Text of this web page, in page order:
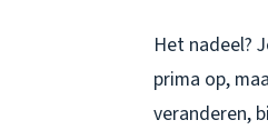
Het nadeel?
prima op,
veranderen,